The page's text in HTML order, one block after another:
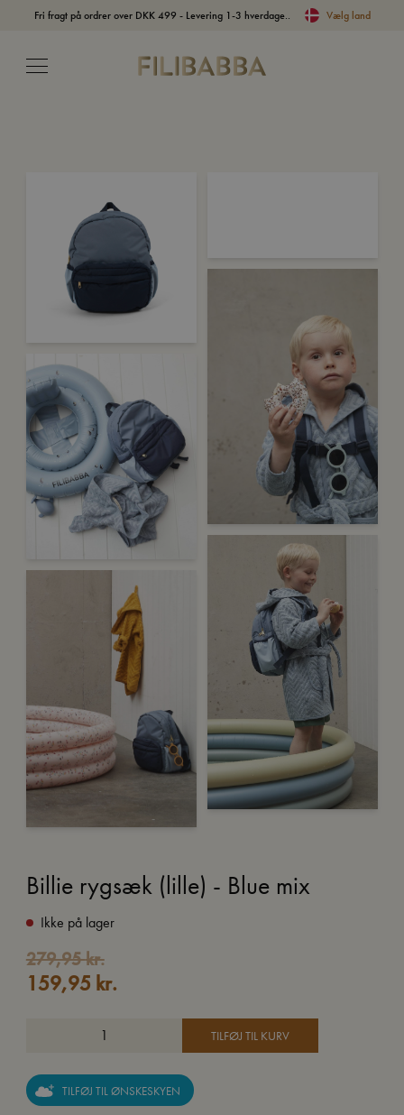
Fri fragt på ordrer over DKK 499 - Levering 1-3 hverdage.. Vælg land
Billie rygsæk (lille) - Blue mix
Ikke på lager
279,95kr.
Den
oprindelige
159,95 kr.
Den
aktuelle
TILFØJ TIL KURV
TILFØJ TIL ØNSKESKYEN